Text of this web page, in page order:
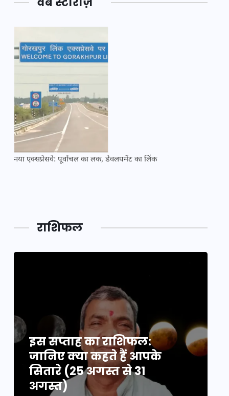
नया एक्सप्रेसवे: पूर्वांचल का लक, डेवलपमेंट का लिंक
राशिफल
इस सप्ताह का राशिफल:
जानिए क्या कहते हैं आपके
सितारे (25 अगस्त से 31
अगस्त)